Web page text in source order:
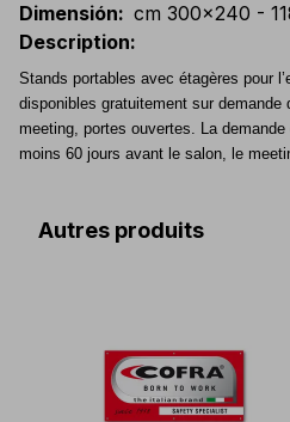
Dimensión: cm 300x240 -
Description:
Stands portables avec étagères pour
disponibles gratuitement sur demande
meeting, portes ouvertes. La
moins 60 jours avant le salon, le
Autres produits